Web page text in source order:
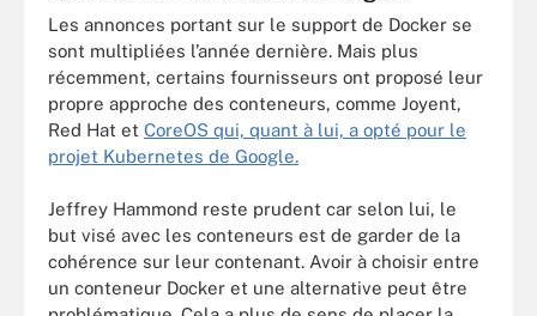
Les annonces portant sur le support de Docker se
sont multipliées l’année dernière. Mais plus
récemment, certains fournisseurs ont proposé leur
propre approche des conteneurs, comme Joyent,
Red Hat et CoreOS qui, quant à lui, a opté pour le
projet Kubernetes de Google.
Jeffrey Hammond reste prudent car selon lui, le
but visé avec les conteneurs est de garder de la
cohérence sur leur contenant. Avoir à choisir entre
un conteneur Docker et une alternative peut être